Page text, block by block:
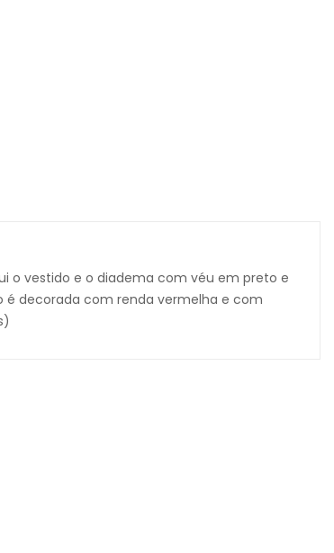
o vestido e o diadema com véu em preto e
é decorada com renda vermelha e com